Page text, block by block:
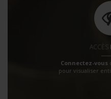
ACCÈS
Connectez-vous
pour visualiser